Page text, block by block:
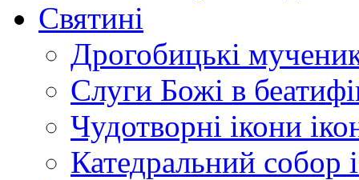
Святині
Дрогобицькі
Слуги Божі в
Чудотворні ікони
Катедральний собор